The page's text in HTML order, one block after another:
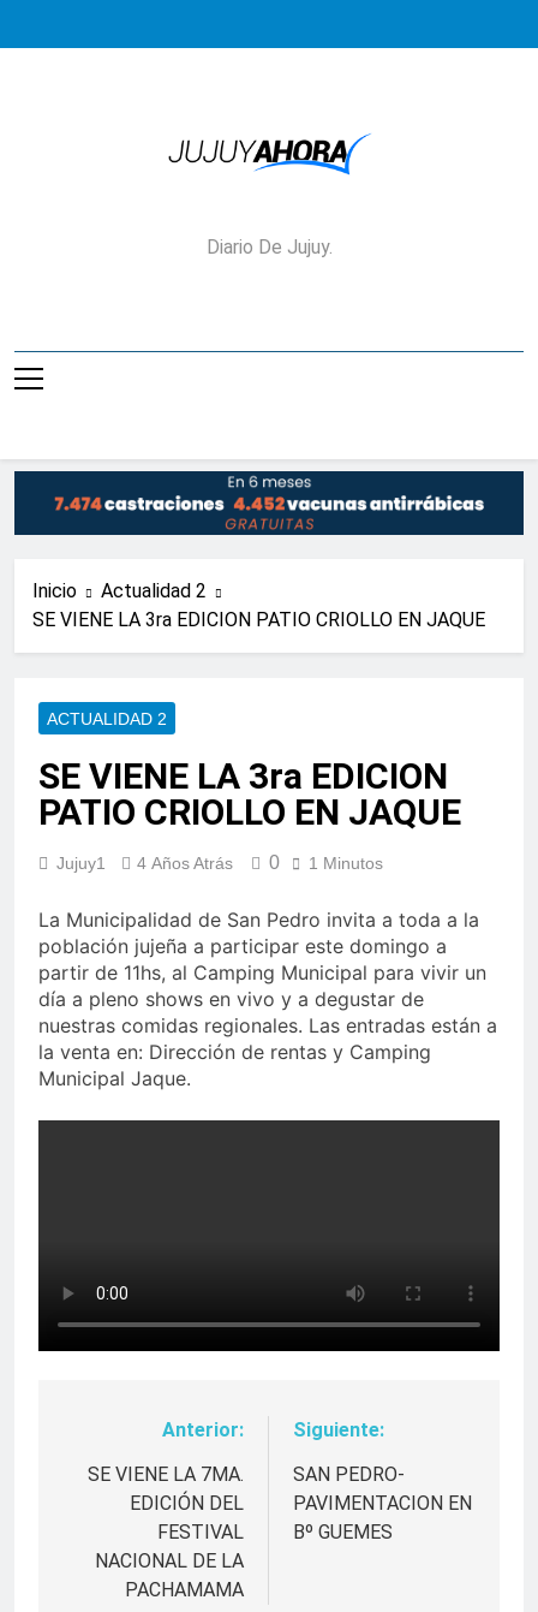
Jujuy Ahora!
Diario De Jujuy.
Inicio
Actualidad 2
SE VIENE LA 3ra EDICION PATIO CRIOLLO EN JAQUE
ACTUALIDAD 2
SE VIENE LA 3ra EDICION
PATIO CRIOLLO EN JAQUE
Jujuy1 4 Años Atrás 0 1 Minutos
La Municipalidad de San Pedro invita a toda a la
población jujeña a participar este domingo a
partir de 11hs, al Camping Municipal para vivir un
día a pleno shows en vivo y a degustar de
nuestras comidas regionales. Las entradas están a
la venta en: Dirección de rentas y Camping
Municipal Jaque.
Navegación
de
entradas
Anterior:
SE VIENE LA 7MA.
EDICIÓN DEL
FESTIVAL
NACIONAL DE LA
PACHAMAMA
Siguiente:
SAN PEDRO-
PAVIMENTACION EN
Bº GUEMES